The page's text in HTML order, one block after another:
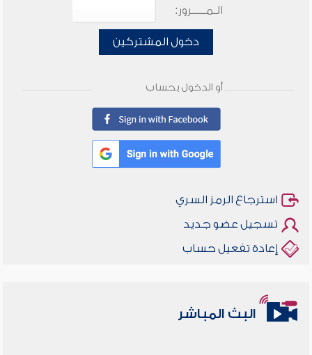
الـمـــــرور:
دخول المشتركين
أو الدخول بحساب
استرجاع الرمز السري
تسجيل عضو جديد
إعادة تفعيل حساب
البث المباشر